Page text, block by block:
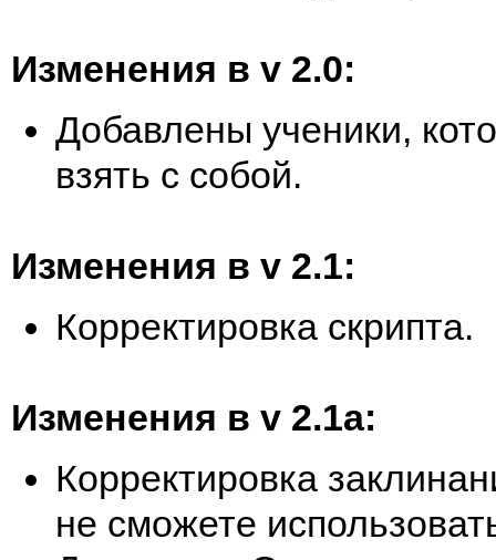
Изменения в v 2.0:
Добавлены ученики,
взять с собой.
Изменения в v 2.1:
Корректировка скрипта.
Изменения в v 2.1a:
Корректировка
не сможете